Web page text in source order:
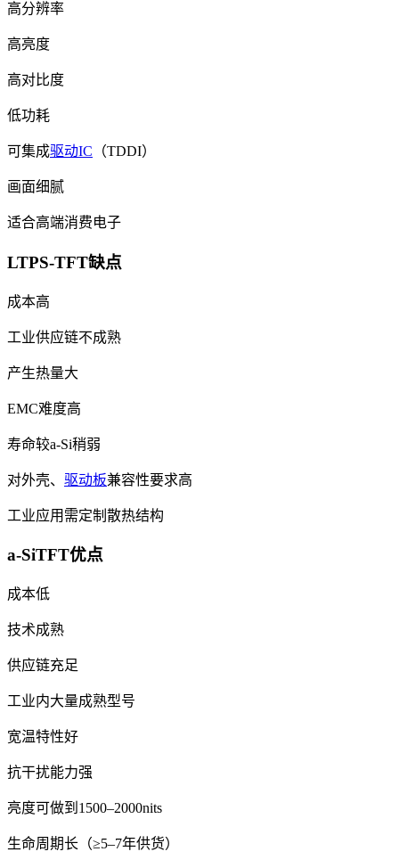
高分辨率
高亮度
高对比度
低功耗
可集成驱动IC （TDDI）
画面细腻
适合高端消费电子
LTPS-TFT缺点
成本高
工业供应链不成熟
产生热量大
EMC难度高
寿命较a-Si稍弱
对外壳、 驱动板兼容性要求高
工业应用需定制散热结构
a-SiTFT优点
成本低
技术成熟
供应链充足
工业内大量成熟型号
宽温特性好
抗干扰能力强
亮度可做到1500–2000nits
生命周期长（≥5–7年供货）